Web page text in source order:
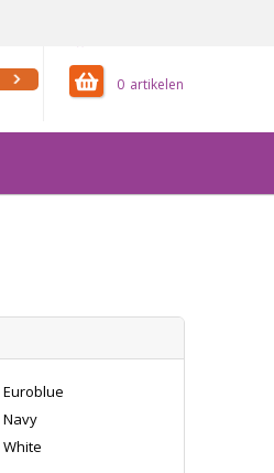
0
Euroblue
Navy
White